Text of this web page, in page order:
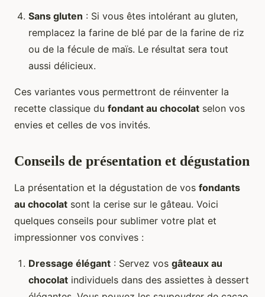
Sans gluten : Si vous êtes intolérant au gluten,
remplacez la farine de blé par de la farine de riz
ou de la fécule de maïs. Le résultat sera tout
aussi délicieux.
Ces variantes vous permettront de réinventer la
recette classique du fondant au chocolat selon vos
envies et celles de vos invités.
Conseils de présentation et dégustation
La présentation et la dégustation de vos fondants
au chocolat sont la cerise sur le gâteau. Voici
quelques conseils pour sublimer votre plat et
impressionner vos convives :
Dressage élégant : Servez vos gâteaux au
chocolat individuels dans des assiettes à dessert